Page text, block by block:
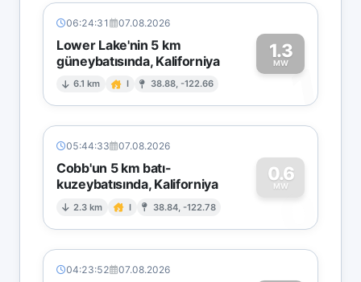
06:24:31 07.08.2026
Lower Lake'nin 5 km
güneybatısında, Kaliforniya
6.1 km I 38.88, -122.66
1.3
MW1
05:44:33 07.08.2026
Cobb'un 5 km batı-
kuzeybatısında, Kaliforniya
2.3 km I 38.84, -122.78
0.6
MW
0
04:23:52 07.08.2026